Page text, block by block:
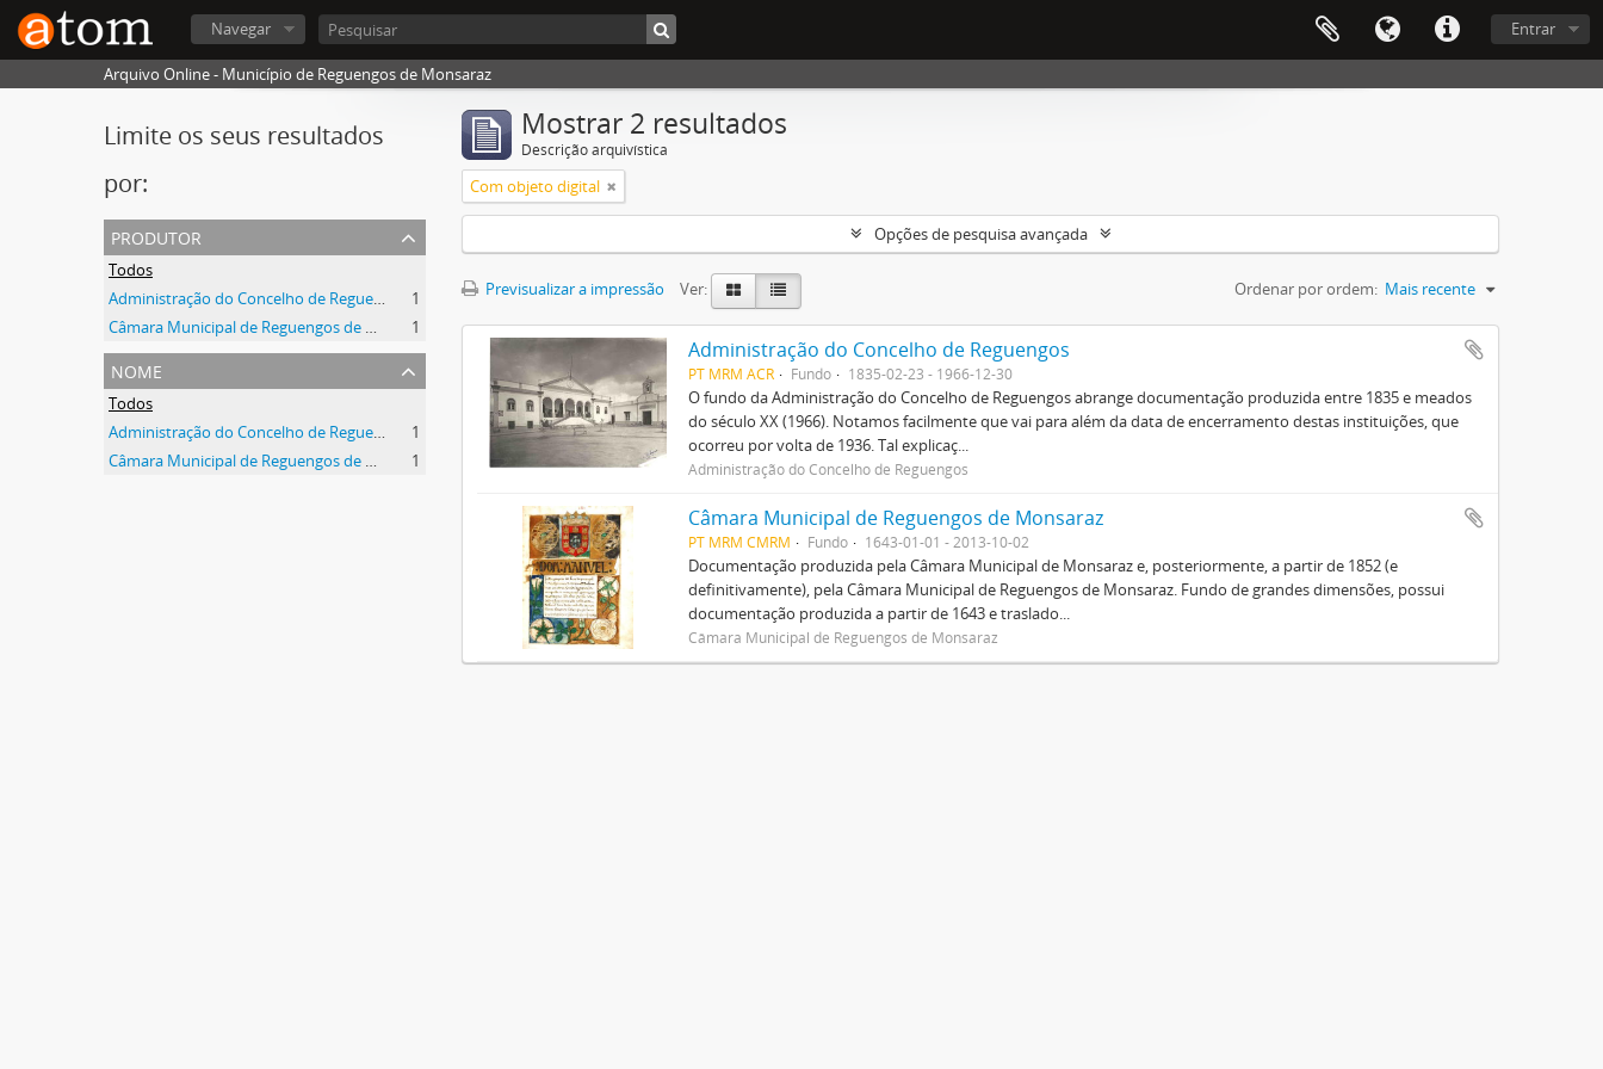
Entrar
Navegar
Arquivo Online - Município de Reguengos de Monsaraz
Limite os seus resultados
por:
produtor
Todos
Administração do Concelho de Reguengos
1
Câmara Municipal de Reguengos de Monsaraz
1
nome
Todos
Administração do Concelho de Reguengos
1
Câmara Municipal de Reguengos de Monsaraz
1
Mostrar 2 resultados
Descrição arquivística
Com objeto digital
Opções de pesquisa avançada
Previsualizar a impressão Ver: Ordenar por ordem: Mais recente
Administração do Concelho de Reguengos
PT MRM ACR Fundo 1835-02-23 - 1966-12-30
O fundo da Administração do Concelho de Reguengos abrange documentação produzida entre 1835 e meados
do século XX (1966). Notamos facilmente que vai para além da data de encerramento destas instituições, que
ocorreu por volta de 1936. Tal explicaç...
Administração do Concelho de Reguengos
Câmara Municipal de Reguengos de Monsaraz
PT MRM CMRM Fundo 1643-01-01 - 2013-10-02
Documentação produzida pela Câmara Municipal de Monsaraz e, posteriormente, a partir de 1852 (e
definitivamente), pela Câmara Municipal de Reguengos de Monsaraz. Fundo de grandes dimensões, possui
documentação produzida a partir de 1643 e traslado...
Câmara Municipal de Reguengos de Monsaraz